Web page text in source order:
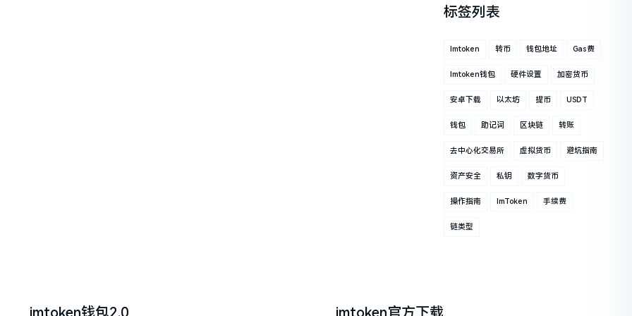
标签列表
Imtoken 转币 钱包地址 Gas费
Imtoken钱包 硬件设置 加密货币
安卓下载 以太坊 提币 USDT
钱包 助记词 区块链 转账
去中心化交易所 虚拟货币 避坑指南
资产安全 私钥 数字货币
操作指南 ImToken 手续费
链类型